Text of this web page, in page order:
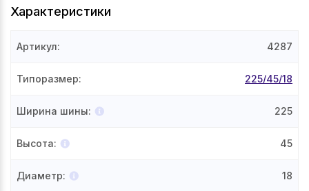
Характеристики
Артикул: 4287
Типоразмер: 225/45/18
Ширина шины: 225
Высота: 45
Диаметр: 18